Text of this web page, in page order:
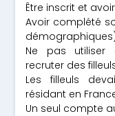
Être inscrit et
Avoir complété
Ne pas utiliser
recruter des
Les filleuls
résidant en
Un seul compte